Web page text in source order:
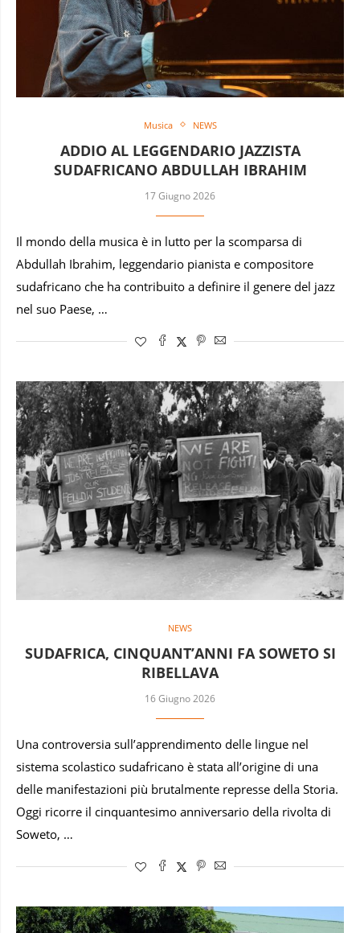
Musica NEWS
ADDIO AL LEGGENDARIO JAZZISTA
SUDAFRICANO ABDULLAH IBRAHIM
17 Giugno 2026
Il mondo della musica è in lutto per la scomparsa di
Abdullah Ibrahim, leggendario pianista e compositore
sudafricano che ha contribuito a definire il genere del jazz
nel suo Paese, …
NEWS
SUDAFRICA, CINQUANT’ANNI FA SOWETO SI
RIBELLAVA
16 Giugno 2026
Una controversia sull’apprendimento delle lingue nel
sistema scolastico sudafricano è stata all’origine di una
delle manifestazioni più brutalmente represse della Storia.
Oggi ricorre il cinquantesimo anniversario della rivolta di
Soweto, …